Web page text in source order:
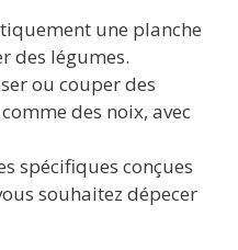
une planche
des légumes.
ou couper des
des noix, avec
spécifiques conçues
souhaitez dépecer